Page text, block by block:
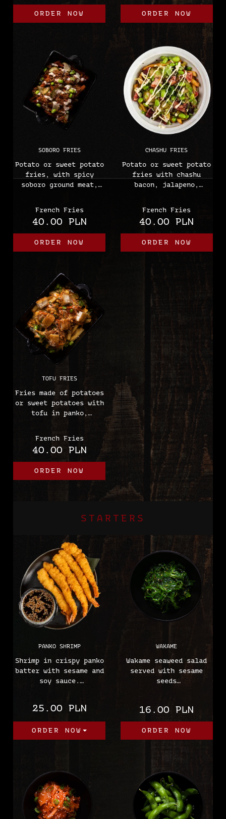
Allergens:
(eggs, soy, wheat,
ORDER NOW
(eggs, wheat, milk,
lactose, soy, sesame,
ORDER NOW
SOBORO FRIES
Potato or sweet potato
fries, with spicy
soboro ground meat,
green cucumber
pickles, edamame, and
sesame.
(sesame, soybeans,
French Fries
40.00 PLN
ORDER NOW
CHASHU FRIES
Potato or sweet potato
fries with chashu
bacon, jalapeno,
mayonnaise and sesame
(Wheat, soy, sesame,
eggs, mustard)
French Fries
40.00 PLN
ORDER NOW
TOFU FRIES
Fries made of potatoes
or sweet potatoes with
tofu in panko,
onion
(sesame, mustard,
wheat)
French Fries
40.00 PLN
ORDER NOW
STARTERS
PANKO SHRIMP
Shrimp in crispy panko
batter with sesame and
soy sauce.
sesame, soy, may
contain celery and
other nuts)
25.00 PLN
ORDER NOW
WAKAME
Wakame seaweed salad
served with sesame
seeds
16.00 PLN
ORDER NOW